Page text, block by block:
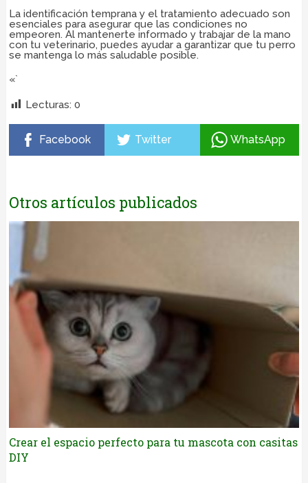
La identificación temprana y el tratamiento adecuado son
esenciales para asegurar que las condiciones no
empeoren. Al mantenerte informado y trabajar de la mano
con tu veterinario, puedes ayudar a garantizar que tu perro
se mantenga lo más saludable posible.
«`
Lecturas: 0
Facebook Twitter WhatsApp
Otros artículos publicados
Crear el espacio perfecto para tu mascota con casitas
DIY